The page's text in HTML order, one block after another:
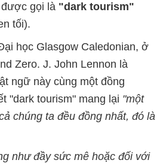
gọi là "dark tourism"
tối).
học Glasgow Caledonian, ở
Zero. J. John Lennon là
ngữ này cùng một đồng
"dark tourism" mang lại "một
chúng ta đều đồng nhất, đó là
như đầy sức mê hoặc đối với